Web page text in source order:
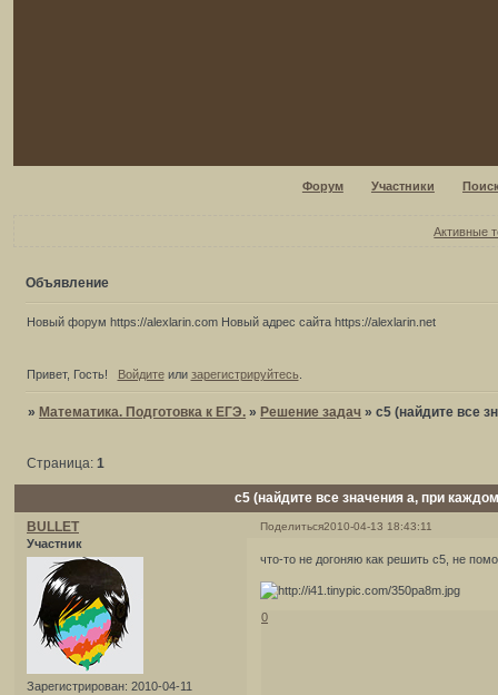
Форум Участники
Активные
Объявление
Новый форум https://alexlarin.com Новый адрес сайта https://alexlarin.net
Привет, Гость! Войдитеили зарегистрируйтесь.
»Математика. Подготовка к ЕГЭ. »Решение задач »c5 (найдите все
c5 (найдите все значения а, при
Страница: 1
Поделиться2010-04-13 18:43:11
BULLET
Участник
Зарегистрирован: 2010-04-11
что-то не догоняю как решить с5, не
0